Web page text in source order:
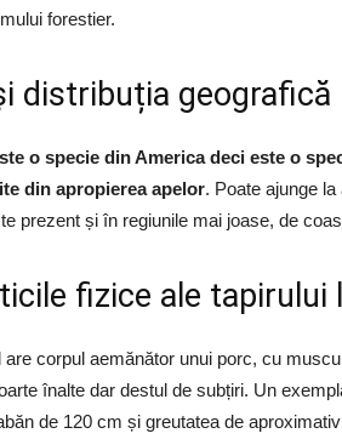
forestier.
distribuția geografică
o specie din America deci este o
din apropierea apelor. Poate ajunge
prezent și în regiunile mai joase, de
fizice ale tapirului
are corpul aemănător unui porc, cu
înalte dar destul de subțiri. Un
de 120 cm și greutatea de